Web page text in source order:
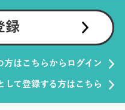
録
方はこちらからログイン
して登録する方はこちら